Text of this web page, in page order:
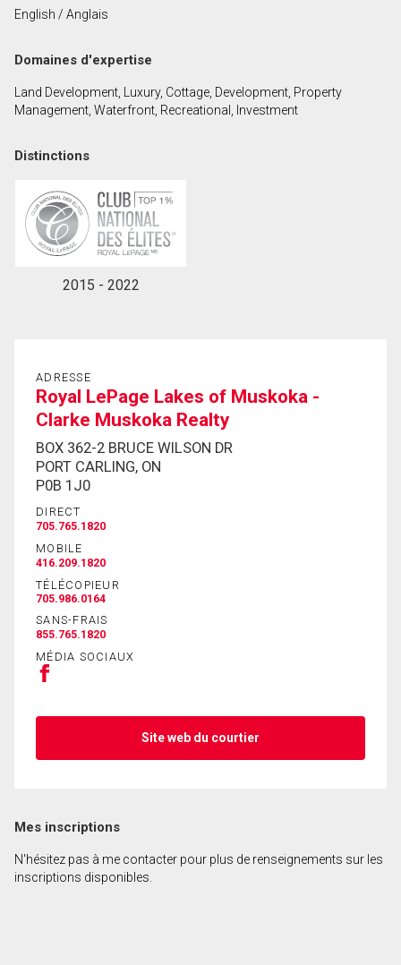
consentez à nos conditions d'utilisation et vous
communiquer avec vous.
English / Anglais
Domaines d'expertise
Land Development, Luxury, Cottage, Development, Property
Management, Waterfront, Recreational, Investment
Distinctions
2015 - 2022
ADRESSE
Royal LePage Lakes of Muskoka -
Clarke Muskoka Realty
BOX 362-2 BRUCE WILSON DR
PORT CARLING, ON
P0B 1J0
DIRECT
705.765.1820
MOBILE
416.209.1820
TÉLÉCOPIEUR
705.986.0164
SANS-FRAIS
855.765.1820
MÉDIA SOCIAUX
Site web du courtier
Mes inscriptions
N'hésitez pas à me contacter pour plus de renseignements sur les
inscriptions disponibles.